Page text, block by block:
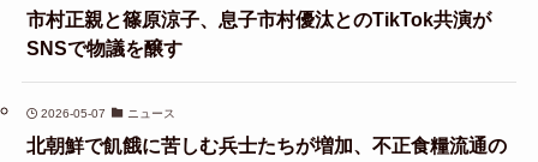
市村正親と篠原涼子、息子市村優汰とのTikTok共演が
SNSで物議を醸す
2026-05-07 ニュース
北朝鮮で飢餓に苦しむ兵士たちが増加、不正食糧流通の